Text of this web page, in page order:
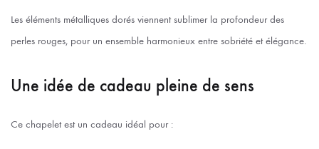
Les éléments métalliques dorés viennent sublimer la profondeur des
perles rouges, pour un ensemble harmonieux entre sobriété et élégance.
Une idée de cadeau pleine de sens
Ce chapelet est un cadeau idéal pour :